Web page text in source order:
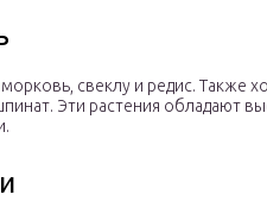
свеклу и редис. Также
Эти растения обладают